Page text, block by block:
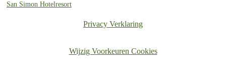
San Simon Hotelresort
Privacy Verklaring
Wijzig Voorkeuren Cookies